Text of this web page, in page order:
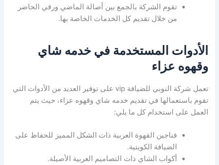
تقوم الشركة بالجمع بين أصالة الماضي ورقي الحاضر
من خلال تقديم كل الخدمات الخاصة بها.
الأدوات المستخدمة في خدمه شاي
وقهوه عزاء
تعمل شركة النوبي للضيافة vip على توفير العديد من الأدوات التي
تقوم باستعمالها في تقديم خدمه شاي وقهوه عزاء، حيث يتم
العمل على استخدام كل ما يلي:
فناجين القهوة العربية ذات الشكل المميز للحفاظ على
الضيافة الكويتية.
أكواب الشاي ذات التصاميم العربية الأصيلة.